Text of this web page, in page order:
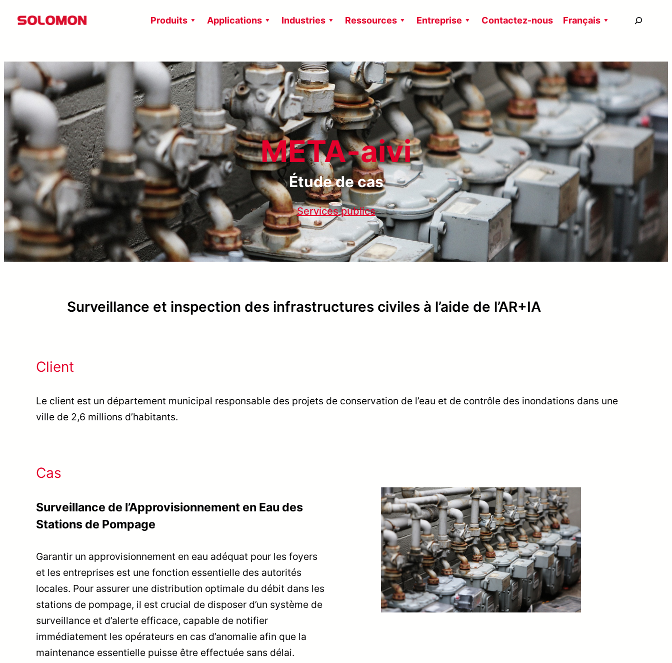
Produits Applications Industries Ressources Entreprise Contactez-nous Français
META-aivi
Étude de cas
Services publics
Surveillance et inspection des infrastructures civiles à l’aide de l’AR+IA
Client
Le client est un département municipal responsable des projets de conservation de l’eau et de contrôle des inondations dans une
ville de 2,6 millions d’habitants.
Cas
Surveillance de l’Approvisionnement en Eau des
Stations de Pompage
Garantir un approvisionnement en eau adéquat pour les foyers
et les entreprises est une fonction essentielle des autorités
locales. Pour assurer une distribution optimale du débit dans les
stations de pompage, il est crucial de disposer d’un système de
surveillance et d’alerte efficace, capable de notifier
immédiatement les opérateurs en cas d’anomalie afin que la
maintenance essentielle puisse être effectuée sans délai.